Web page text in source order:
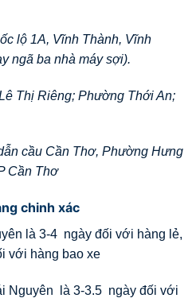
lộ 1A, Vĩnh Thành, Vĩnh
ngã ba nhà máy sợi).
Thị Riêng; Phường Thới An;
cầu Cần Thơ, Phường Hưng
Cần Thơ
chinh xác
là 3-4 ngày đối với hàng lẻ,
với hàng bao xe
Nguyên là 3-3.5 ngày đối với